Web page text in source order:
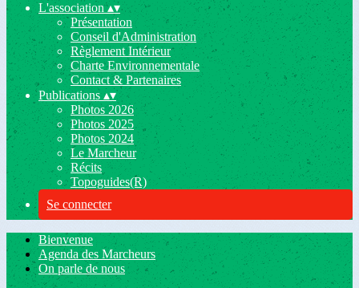
L'association▴▾
Présentation
Conseil d'Administration
Règlement Intérieur
Charte Environnementale
Contact & Partenaires
Publications ▴▾
Photos 2026
Photos 2025
Photos 2024
Le Marcheur
Récits
Topoguides(R)
Se connecter
Bienvenue
Agenda des Marcheurs
On parle de nous